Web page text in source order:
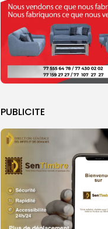
PUBLICITE